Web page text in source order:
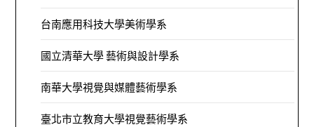
台南應用科技大學美術學系
國立清華大學 藝術與設計學系
南華大學視覺與媒體藝術學系
臺北市立教育大學視覺藝術學系